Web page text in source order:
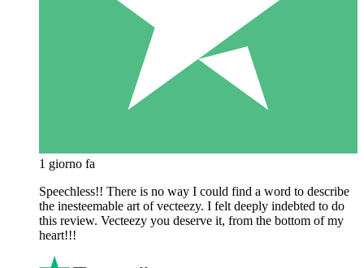
1 giorno fa
Speechless!! There is no way I could find a word to describe
the inesteemable art of vecteezy. I felt deeply indebted to do
this review. Vecteezy you deserve it, from the bottom of my
heart!!!